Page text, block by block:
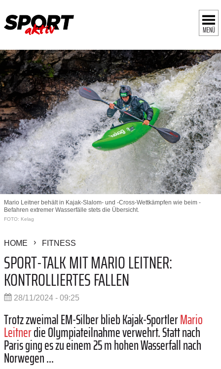
MENÜ
Mario Leitner behält in Kajak-­Slalom- und -Cross-­Wettkämpfen wie beim ­
Befahren extremer Wasserfälle stets die Übersicht.
FOTO: Kelag
HOME FITNESS
SPORT-TALK MIT MARIO LEITNER:
KONTROLLIERTES FALLEN
28/11/2024 - 09:25
Trotz zweimal EM-Silber blieb ­Kajak-SportlerMario
Leitnerdie Olympiateilnahme verwehrt. Statt nach
Paris ging es zu einem 25 m ­hohen Wasserfall nach
Norwegen ...